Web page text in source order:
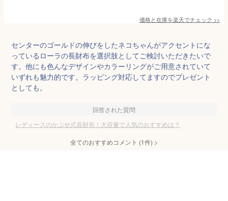
価格と在庫を楽天でチェック >>
センターのゴールドの伸びをしたネコちゃんがアクセントにな
っているローラの長財布を選択肢としてご検討いただきたいで
す。他にも色んなデザインやカラーリングがご用意されていて
いずれも魅力的です。ラッピング対応してますのでプレゼント
としても。
回答された質問
レディースのかぶせ式長財布｜大容量で人気のおすすめは？
全てのおすすめコメント (1件) >